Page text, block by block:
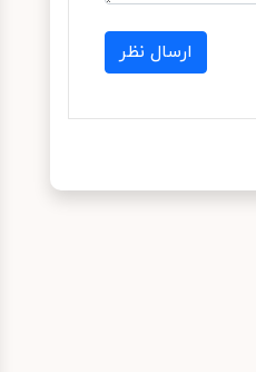
ارسال نظر